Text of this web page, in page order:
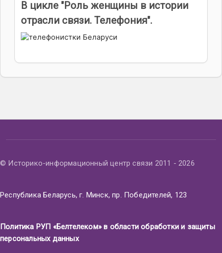
В цикле "Роль женщины в истории
отрасли связи. Телефония".
© Историко-информационный центр связи 2011 - 2026
Республика Беларусь, г. Минск, пр. Победителей, 123
Политика РУП «Белтелеком» в области обработки и защиты
персональных данных